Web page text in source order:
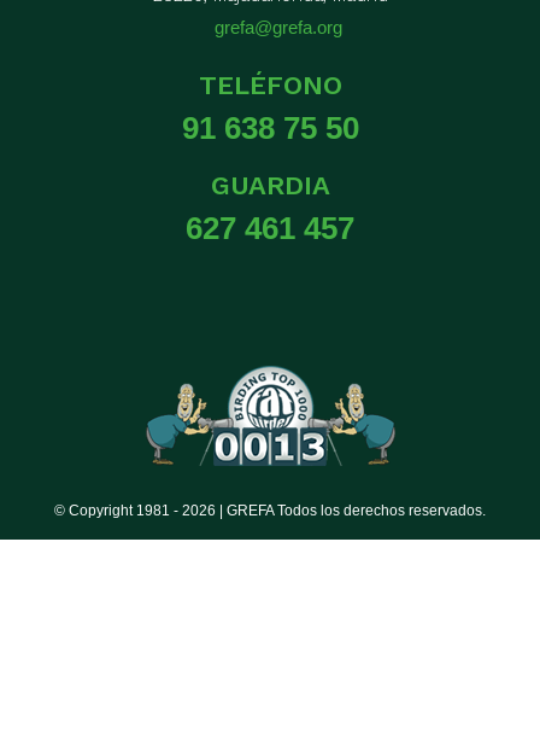
grefa@grefa.org
TELÉFONO
91 638 75 50
GUARDIA
627 461 457
© Copyright 1981 - 2026 | GREFA Todos los derechos reservados.